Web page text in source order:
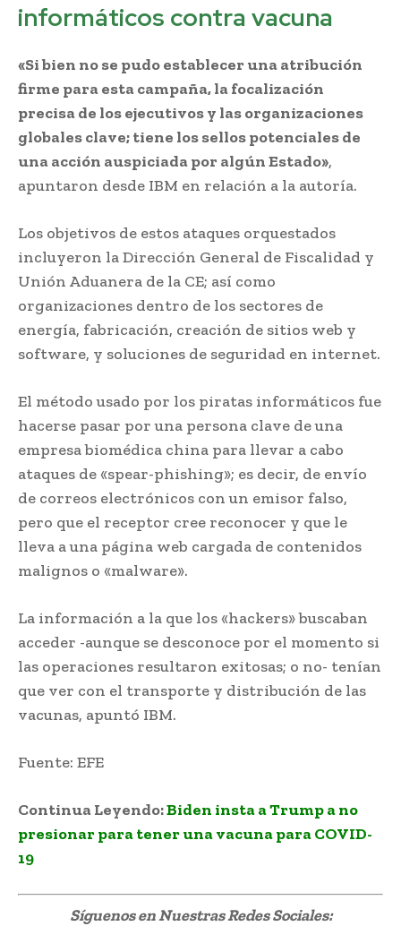
informáticos contra vacuna
«Si bien no se pudo establecer una atribución
firme para esta campaña, la focalización
precisa de los ejecutivos y las organizaciones
globales clave; tiene los sellos potenciales de
una acción auspiciada por algún Estado»,
apuntaron desde IBM en relación a la autoría.
Los objetivos de estos ataques orquestados
incluyeron la Dirección General de Fiscalidad y
Unión Aduanera de la CE; así como
organizaciones dentro de los sectores de
energía, fabricación, creación de sitios web y
software, y soluciones de seguridad en internet.
El método usado por los piratas informáticos fue
hacerse pasar por una persona clave de una
empresa biomédica china para llevar a cabo
ataques de «spear-phishing»; es decir, de envío
de correos electrónicos con un emisor falso,
pero que el receptor cree reconocer y que le
lleva a una página web cargada de contenidos
malignos o «malware».
La información a la que los «hackers» buscaban
acceder -aunque se desconoce por el momento si
las operaciones resultaron exitosas; o no- tenían
que ver con el transporte y distribución de las
vacunas, apuntó IBM.
Fuente: EFE
Continua Leyendo:Biden insta a Trump a no
presionar para tener una vacuna para COVID-
19
Síguenosen Nuestras Redes Sociales: